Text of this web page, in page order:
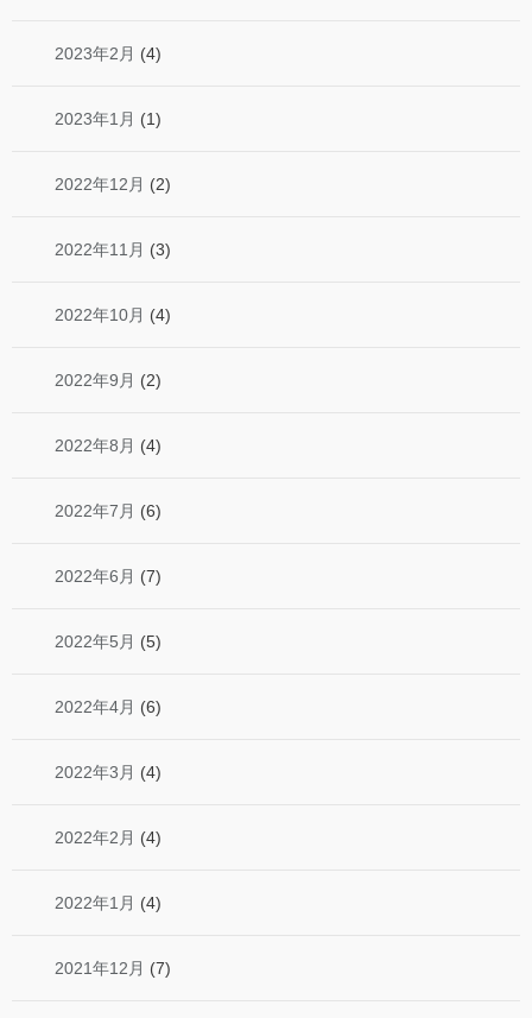
2023年2月 (4)
2023年1月 (1)
2022年12月 (2)
2022年11月 (3)
2022年10月 (4)
2022年9月 (2)
2022年8月 (4)
2022年7月 (6)
2022年6月 (7)
2022年5月 (5)
2022年4月 (6)
2022年3月 (4)
2022年2月 (4)
2022年1月 (4)
2021年12月 (7)